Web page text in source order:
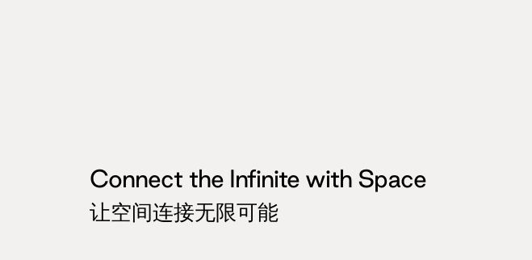
Connect the Infinite with Space
让空间连接无限可能